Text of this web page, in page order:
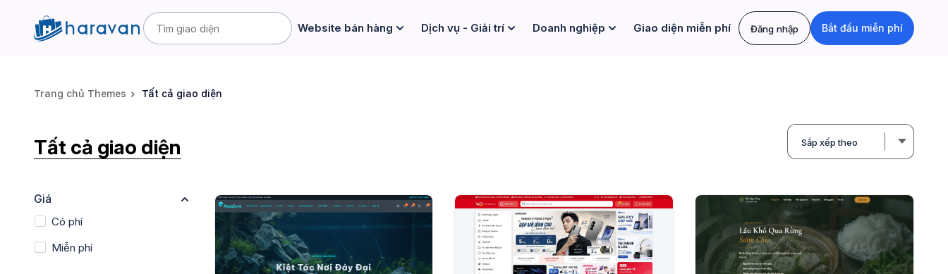
Website bán hàng Dịch vụ - Giải trí Doanh nghiệp Giao diện miễn phí Đăng nhập Bắt đầu miễn phí
Trang chủ Themes Tất cả giao diện
Tất cả giao diện Sắp xếp theo
Giá
Có phí
Miễn phí